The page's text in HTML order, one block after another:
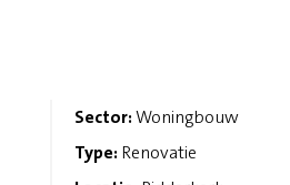
Sector:Woningbouw
Type: Renovatie